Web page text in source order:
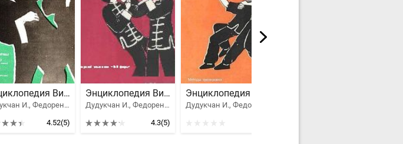
Энциклопедия Вин Чун кунг-фу. Том 1
Дудукчан И., Федоренко А.
4.52(5)
Энциклопедия Вин Чун кунг-фу. Том 3
Дудукчан И., Федоренко А.
4.3(5)